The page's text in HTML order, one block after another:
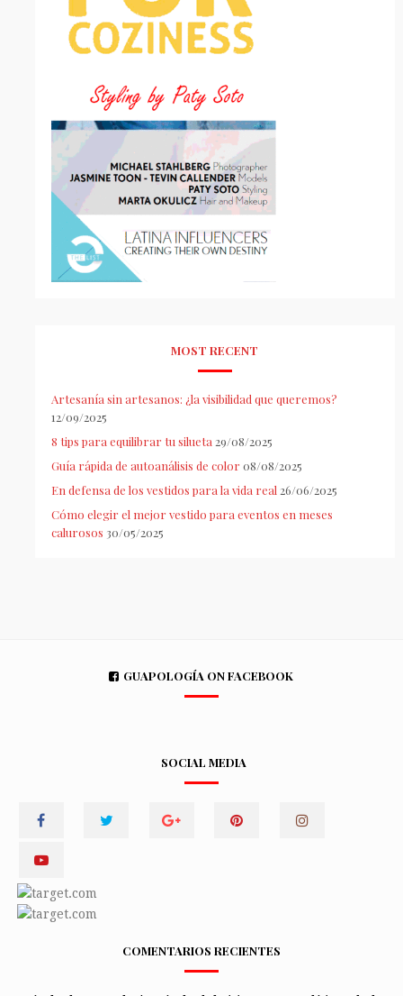
MOST RECENT
Artesanía sin artesanos: ¿la visibilidad que queremos?
12/09/2025
8 tips para equilibrar tu silueta 29/08/2025
Guía rápida de autoanálisis de color 08/08/2025
En defensa de los vestidos para la vida real 26/06/2025
Cómo elegir el mejor vestido para eventos en meses
calurosos 30/05/2025
GUAPOLOGÍA ON FACEBOOK
SOCIAL MEDIA
COMENTARIOS RECIENTES